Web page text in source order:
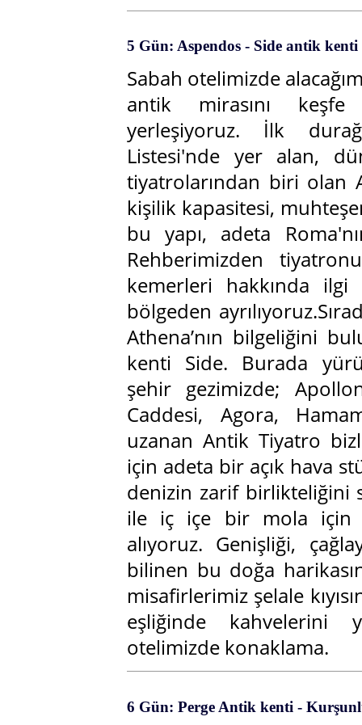
5 Gün: Aspendos - Side antik kenti
Sabah otelimizde
antik mirasını
yerleşiyoruz. İlk
Listesi'nde yer alan,
tiyatrolarından biri olan
kişilik kapasitesi,
bu yapı, adeta
Rehberimizden
kemerleri hakkında
bölgeden
Athena’nın bilgeliğini
kenti Side. Burada
şehir gezimizde;
Caddesi, Agora,
uzanan Antik Tiyatro
için adeta bir açık hava
denizin zarif birlikteliğini
ile iç içe bir mola için
alıyoruz. Genişliği,
bilinen bu doğa
misafirlerimiz şelale
eşliğinde kahvelerini
otelimizde konaklama.
6 Gün: Perge Antik kenti -